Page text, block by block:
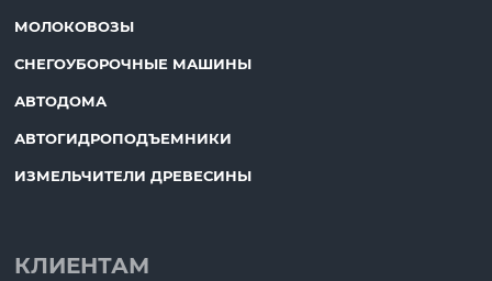
МОЛОКОВОЗЫ
СНЕГОУБОРОЧНЫЕ МАШИНЫ
АВТОДОМА
АВТОГИДРОПОДЪЕМНИКИ
ИЗМЕЛЬЧИТЕЛИ ДРЕВЕСИНЫ
КЛИЕНТАМ